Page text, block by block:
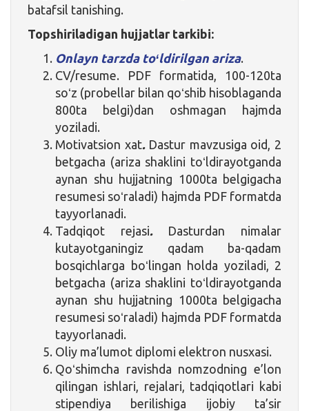
batafsil tanishing.
Topshiriladigan hujjatlar tarkibi:
Onlayn tarzda toʻldirilgan ariza.
CV/resume. PDF formatida, 100-120ta
soʻz (probellar bilan qoʻshib hisoblaganda
800ta belgi)dan oshmagan hajmda
yoziladi.
Motivatsion xat. Dastur mavzusiga oid, 2
betgacha (ariza shaklini toʻldirayotganda
aynan shu hujjatning 1000ta belgigacha
resumesi soʻraladi) hajmda PDF formatda
tayyorlanadi.
Tadqiqot rejasi. Dasturdan nimalar
kutayotganingiz qadam ba-qadam
bosqichlarga boʻlingan holda yoziladi, 2
betgacha (ariza shaklini toʻldirayotganda
aynan shu hujjatning 1000ta belgigacha
resumesi soʻraladi) hajmda PDF formatda
tayyorlanadi.
Oliy ma’lumot diplomi elektron nusxasi.
Qoʻshimcha ravishda nomzodning e’lon
qilingan ishlari, rejalari, tadqiqotlari kabi
stipendiya berilishiga ijobiy ta’sir